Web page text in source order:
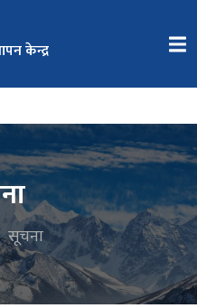
केन्द्र
सूचना